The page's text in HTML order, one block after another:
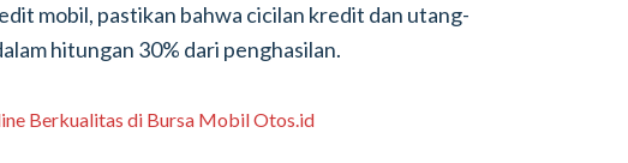
mobil, pastikan bahwa cicilan kredit dan utang-
hitungan 30% dari penghasilan.